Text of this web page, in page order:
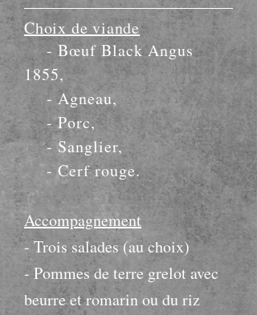
Choix de viande
- Bœuf Black Angus
1855,
- Agneau,
- Porc,
- Sanglier,
- Cerf rouge.
Accompagnement
- Trois salades (au choix)
- Pommes de terre grelot avec
beurre et romarin ou du riz